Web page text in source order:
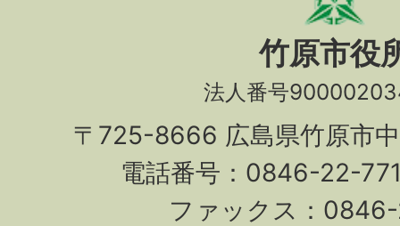
竹原市役
法人番号
〒725-8666 広島県竹原市
電話番号：0846-22-
ファックス：